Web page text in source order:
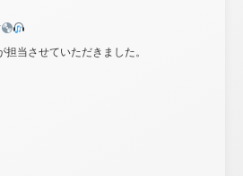
当させていただきました。